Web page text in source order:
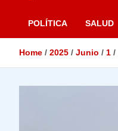
POLÍTICA SALUD
Home 2025 Junio 1